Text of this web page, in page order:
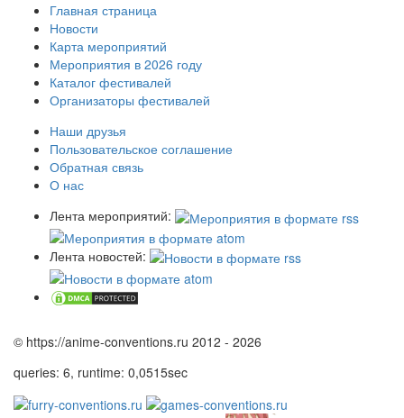
Главная страница
Новости
Карта мероприятий
Мероприятия в 2026 году
Каталог фестивалей
Организаторы фестивалей
Наши друзья
Пользовательское соглашение
Обратная связь
О нас
Лента мероприятий:
Лента новостей:
© https://anime-conventions.ru 2012 - 2026
queries: 6, runtime: 0,0515sec